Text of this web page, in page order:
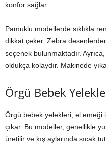
konfor sağlar.
Pamuklu modellerde sıklıkla
dikkat çeker. Zebra
seçenek bulunmaktadır.
oldukça kolaydır. Makinede
Örgü Bebek
Örgü bebek yelekleri, el emeği
çıkar. Bu modeller, genellikle
üretilir ve kış aylarında sıcak